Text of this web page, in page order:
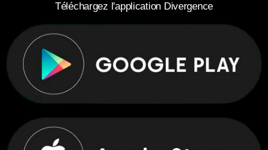
Téléchargez l'application Divergence